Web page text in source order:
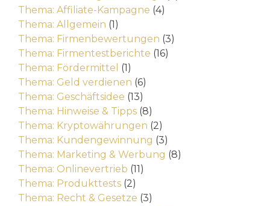
Thema: Affiliate-Kampagne (4)
Thema: Allgemein (1)
Thema: Firmenbewertungen (3)
Thema: Firmentestberichte (16)
Thema: Fördermittel (1)
Thema: Geld verdienen (6)
Thema: Geschäftsidee (13)
Thema: Hinweise & Tipps (8)
Thema: Kryptowährungen (2)
Thema: Kundengewinnung (3)
Thema: Marketing & Werbung (8)
Thema: Onlinevertrieb (11)
Thema: Produkttests (2)
Thema: Recht & Gesetze (3)